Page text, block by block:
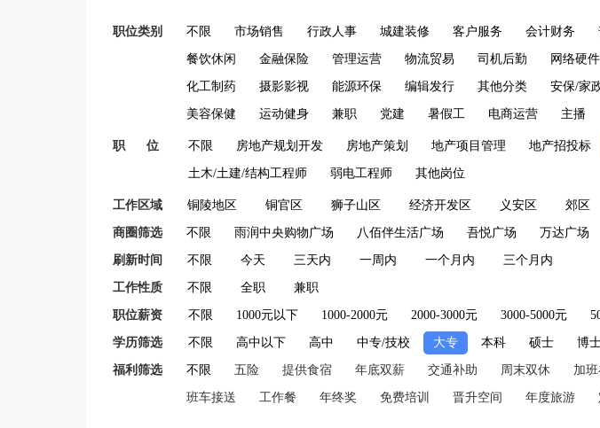
职位类别 不限 市场销售 行政人事 城建装修 客户服务 会计财务
餐饮休闲 金融保险 管理运营 物流贸易 司机后勤 网络硬件
化工制药 摄影影视 能源环保 编辑发行 其他分类 安保/家
美容保健 运动健身 兼职 党建 暑假工 电商运营 主播
职 位 不限 房地产规划开发 房地产策划 地产项目管理 地产招投标
土木/土建/结构工程师 弱电工程师 其他岗位
工作区域 铜陵地区 铜官区 狮子山区 经济开发区 义安区 郊区
商圈筛选 不限 雨润中央购物广场 八佰伴生活广场 吾悦广场 万达广场
刷新时间 不限 今天 三天内 一周内 一个月内 三个月内
工作性质 不限 全职 兼职
职位薪资 不限 1000元以下 1000-2000元 2000-3000元 3000-5000元
学历筛选 不限 高中以下 高中 中专/技校 大专 本科 硕士 博
福利筛选 不限 五险 提供食宿 年底双薪 交通补助 周末双休 加
班车接送 工作餐 年终奖 免费培训 晋升空间 年度旅游